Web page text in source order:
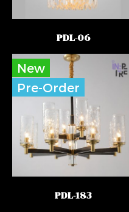
PDL-06
New
Pre-Order
PDL-183